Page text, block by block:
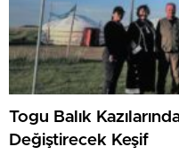
Togu Balık
Değiştirecek Keşif